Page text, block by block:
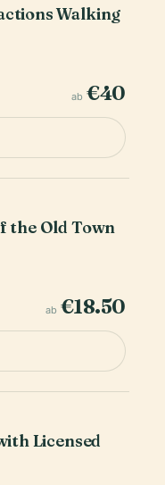
Walking
ab €40
the Old Town
ab €18.50
Licensed